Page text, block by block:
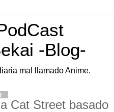
-Blog-
mal llamado Anime.
Cat Street basado